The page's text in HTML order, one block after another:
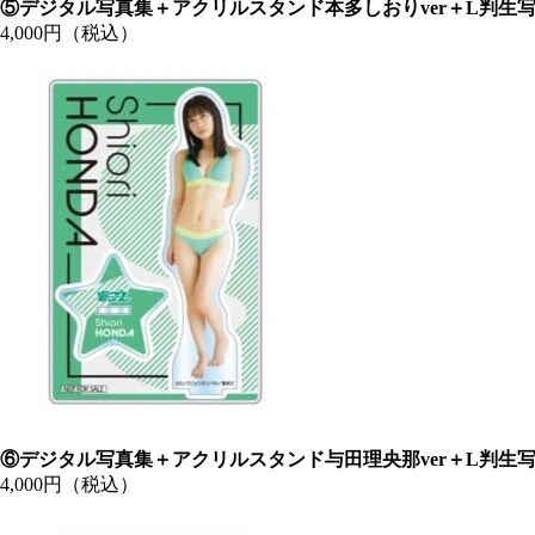
⑤デジタル写真集＋アクリルスタンド本多しおりver＋L判生
4,000円（税込）
⑥デジタル写真集＋アクリルスタンド与田理央那ver＋L判生
4,000円（税込）